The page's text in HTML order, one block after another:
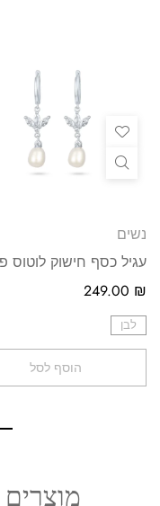
נשים
עגיל כסף חישוק לוטוס
249.00 ₪
לבן
הוסף לסל